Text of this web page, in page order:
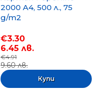
2000 A4, 500 л., 75
g/m2
€3.30
6.45 лв.
€4.91
9.60 лв.